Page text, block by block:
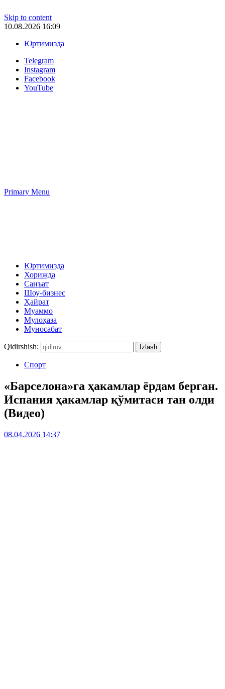
Skip to content
10.08.2026 16:09
Юртимизда
Telegram
Instagram
Facebook
YouTube
Primary Menu
Юртимизда
Хорижда
Санъат
Шоу-бизнес
Ҳайрат
Муаммо
Мулоҳаза
Муносабат
Qidirshish:
Спорт
«Барселона»га ҳакамлар ёрдам берган.
Испания ҳакамлар қўмитаси тан олди
(Видео)
08.04.2026 14:37